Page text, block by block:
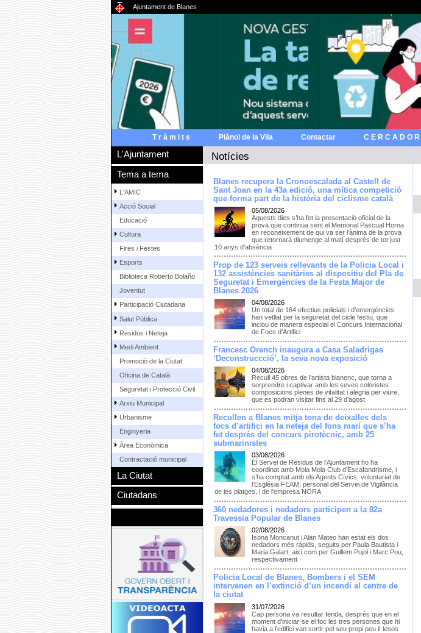
Ajuntament de Blanes
T r à m i t s Plànol de la Vila Contactar C E R C A D O R
L'Ajuntament
Tema a tema
L'AMIC
Acció Social
Educació
Cultura
Fires i Festes
Esports
Biblioteca Roberto Bolaño
Joventut
Participació Ciutadana
Salut Pública
Residus i Neteja
Medi Ambient
Promoció de la Ciutat
Oficina de Català
Seguretat i Protecció Civil
Arxiu Municipal
Urbanisme
Enginyeria
Àrea Econòmica
Contractació municipal
La Ciutat
Ciutadans
Notícies
Blanes recupera la Cronoescalada al Castell de
Sant Joan en la 43a edició, una mítica competició
que forma part de la història del ciclisme català
05/08/2026
Aquests dies s’ha fet la presentació oficial de la
prova que continua sent el Memorial Pascual Horna
en reconeixement de qui va ser l’ànima de la prova
que retornarà diumenge al matí després de tot just
10 anys d’absència
Prop de 123 serveis rellevants de la Policia Local i
132 assistències sanitàries al dispositiu del Pla de
Seguretat i Emergències de la Festa Major de
Blanes 2026
04/08/2026
Un total de 164 efectius policials i d’emergències
han vetllat per la seguretat del cicle festiu, que
inclou de manera especial el Concurs Internacional
de Focs d’Artifici
Francesc Orench inaugura a Casa Saladrigas
‘Deconstruccció’, la seva nova exposició
04/08/2026
Recull 45 obres de l’artista blanenc, que torna a
sorprendre i captivar amb les seves coloristes
composicions plenes de vitalitat i alegria per viure,
que es podran visitar fins al 29 d’agost
Recullen a Blanes mitja tona de deixalles dels
focs d’artifici en la neteja del fons marí que s’ha
fet després del concurs pirotècnic, amb 25
submarinistes
03/08/2026
El Servei de Residus de l’Ajuntament ho ha
coordinat amb Mola Mola Club d’Escafandrisme, i
s’ha comptat amb els Agents Cívics, voluntariat de
l’Església FEAM, personal del Servei de Vigilància
de les platges, i de l'empresa NORA
360 nedadores i nedadors participen a la 82a
Travessia Popular de Blanes
02/08/2026
Isona Moncanut i Alan Mateo han estat els dos
nedadors més ràpids, seguits per Paula Bautista i
Maria Galart, així com per Guillem Pujol i Marc Pou,
respectivament
Policia Local de Blanes, Bombers i el SEM
intervenen en l’extinció d’un incendi al centre de
la ciutat
31/07/2026
Cap persona va resultar ferida, després que en el
moment d’iniciar-se el foc les tres persones que hi
havia a l’edifici van sortir pel seu propi peu il·lesos